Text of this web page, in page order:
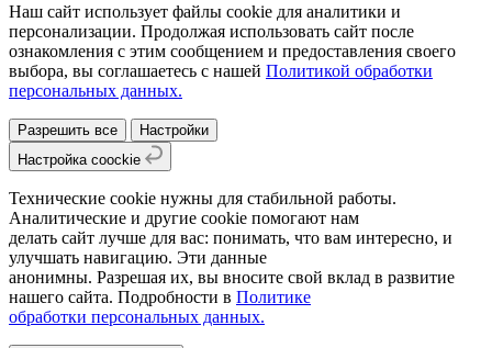
Наш сайт использует файлы cookie для аналитики и
персонализации. Продолжая использовать сайт после
ознакомления с этим сообщением и предоставления своего
выбора, вы соглашаетесь с нашей Политикой обработки
персональных данных.
Разрешить все
Настройки
Настройка coockie
Технические cookie нужны для стабильной работы.
Аналитические и другие cookie помогают нам
делать сайт лучше для вас: понимать, что вам интересно, и
улучшать навигацию. Эти данные
анонимны. Разрешая их, вы вносите свой вклад в развитие
нашего сайта. Подробности в Политике
обработки персональных данных.